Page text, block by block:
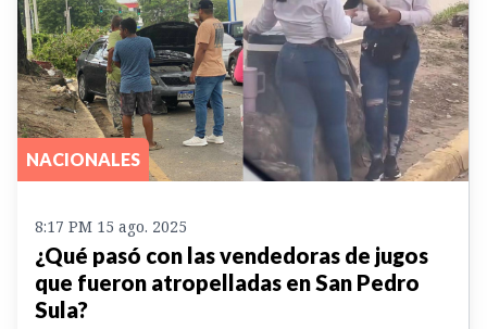
NACIONALES
8:17 PM 15 ago. 2025
¿Qué pasó con las vendedoras de jugos
que fueron atropelladas en San Pedro
Sula?